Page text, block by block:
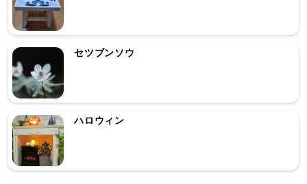
セツブンソウ
ハロウィン